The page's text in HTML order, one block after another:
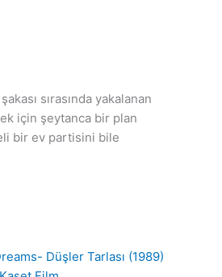
sırasında yakalanan
için şeytanca bir plan
bir ev partisini bile